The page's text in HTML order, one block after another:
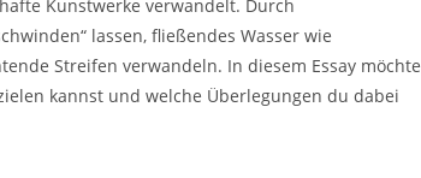
Kunstwerke verwandelt. Durch
lassen, fließendes Wasser wie
Streifen verwandeln. In diesem Essay möchte
kannst und welche Überlegungen du dabei